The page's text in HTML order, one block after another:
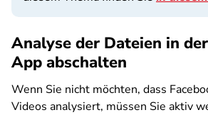
Analyse der Dateien in
App abschalten
Wenn Sie nicht möchten, dass
Videos analysiert, müssen Sie aktiv